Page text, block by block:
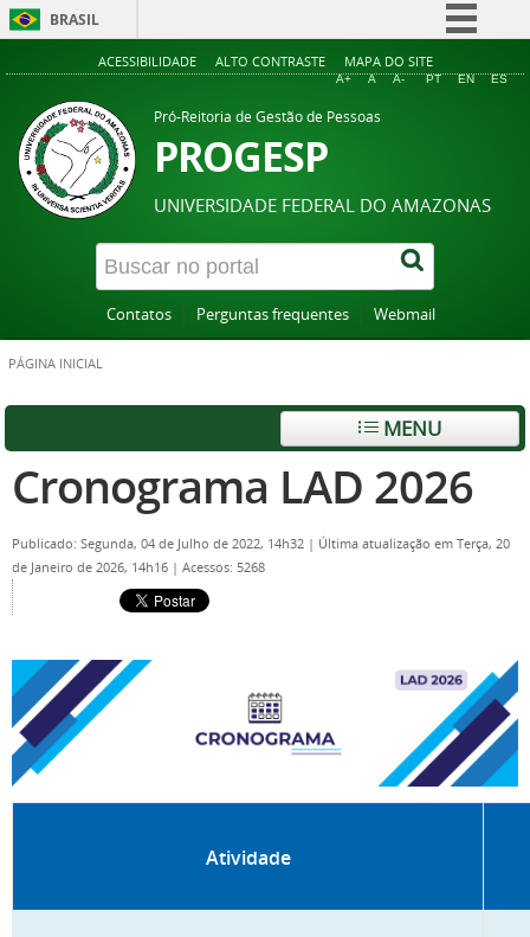
BRASIL
Simplifique!
Acesso à informação
Legislação
Canais
ACESSIBILIDADE ALTO CONTRASTE MAPA DO SITE
A+ A A- PT EN ES
Pró-Reitoria de Gestão de Pessoas
PROGESP
UNIVERSIDADE FEDERAL DO AMAZONAS
Contatos Perguntas frequentes Webmail
PÁGINA INICIAL
MENU
Cronograma LAD 2026
Publicado: Segunda, 04 de Julho de 2022, 14h32 | Última atualização em Terça, 20
de Janeiro de 2026, 14h16 | Acessos: 5268
Atividade